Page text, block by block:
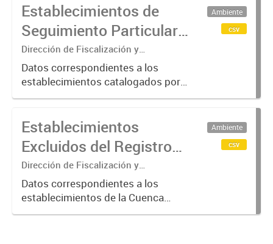
Establecimientos de
Seguimiento Particular
en la Cuenca Matanza
Riachuelo (2016-2023)
Dirección de Fiscalización y
Adecuación Ambiental
Datos correspondientes a los
establecimientos catalogados por
ACUMAR como de "Seguimiento
aquellos que requieren de una
verificación más exhaustiva por
considerarse...
Ambiente
csv
Establecimientos
Excluidos del Registro
de Agentes
Contaminantes de
ACUMAR (2017-2023)
Dirección de Fiscalización y
Adecuación Ambiental
Datos correspondientes a los
establecimientos de la Cuenca
Matanza Riachuelo excluidos del
Ambiente
csv